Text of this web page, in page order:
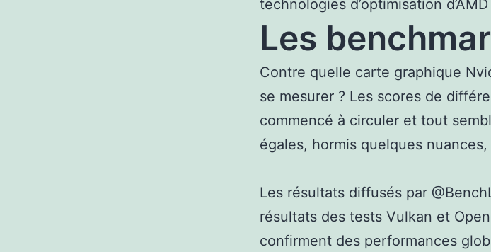
technologies d’optimisation
Les
Contre quelle carte graphique
se mesurer ? Les scores de
commencé à circuler et tout
égales, hormis quelques nuances,
Les résultats diffusés par
résultats des tests Vulkan et
confirment des performances